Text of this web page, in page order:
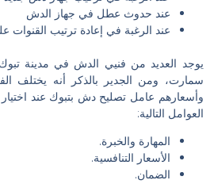
عند حدوث عطل في جهاز الدش
عند الرغبة في إعادة ترتيب القنوات
يوجد العديد من فنيي الدش في مدينة
سمارت، ومن الجدير بالذكر أنه يختلف
وأسعارهم عامل تصليح دش بتبوك عند
العوامل التالية:
المهارة والخبرة.
الأسعار التنافسية.
الضمان.